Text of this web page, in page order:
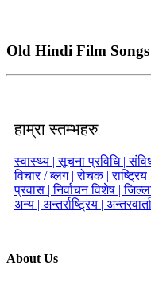
Old Hindi Film Songs
हाम्रा स्तम्भहरु
स्वास्थ्य |सूचना प्रविधि |
विचार / ब्लग |रोचक |
प्रवास |निर्वाचन विशेष |
अन्य | अन्तर्राष्ट्रिय |
About Us